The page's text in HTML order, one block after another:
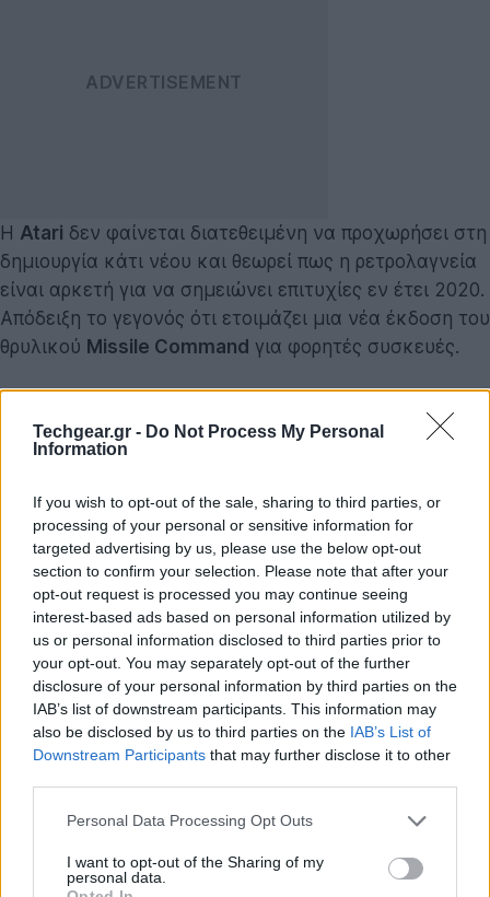
Techgear.gr - Do Not Process My Personal
Information
If you wish to opt-out of the sale, sharing to third parties, or
processing of your personal or sensitive information for
targeted advertising by us, please use the below opt-out
section to confirm your selection. Please note that after your
opt-out request is processed you may continue seeing
interest-based ads based on personal information utilized by
us or personal information disclosed to third parties prior to
your opt-out. You may separately opt-out of the further
disclosure of your personal information by third parties on the
IAB’s list of downstream participants. This information may
also be disclosed by us to third parties on the IAB’s List of
Downstream Participants that may further disclose it to other
Please note that this website/app uses one or more Google
not limited to your visit or usage behaviour. You may click to
grant or deny consent to Google and its third-party tags to
Personal Data Processing Opt Outs
I want to opt-out of the Sharing of my
personal data.
Η Atari δεν φαίνεται διατεθειμένη να προχωρήσει στη
δημιουργία κάτι νέου και θεωρεί πως η ρετρολαγνεία
είναι αρκετή για να σημειώνει επιτυχίες εν έτει 2020.
Απόδειξη το γεγονός ότι ετοιμάζει μια νέα έκδοση του
θρυλικού Missile Command για φορητές συσκευές.
Με τοMissile Command: Rechargedθα αποτίσει
φόρο τιμής στο arcade παιχνίδι που κυκλοφόρησε
πριν από 40 χρόνια (1980) διατηρώντας το βασικό
προστατεύσουν τα κτίρια από τους πυραύλους που
πέφτουν με ολοένα και μεγαλύτερη συχνότητα και
ταχύτητα. Τα γραφικά προφανώς έχουν αλλάξει
ριζικά, έχουν προστεθεί power-ups, σύστημα
αναβάθμισης του εξοπλισμού και ένα Augmented
Reality mode που μεταφέρει το παιχνίδι μέσα σε ένα
εικονικό arcade μηχανήμα.